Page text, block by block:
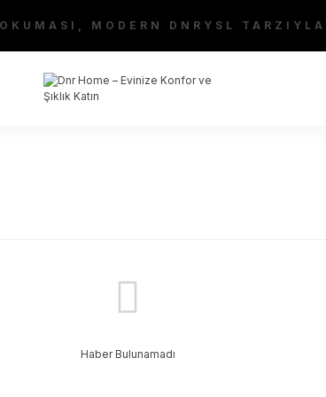
MODERN DNRYSL
Haber Bulunamadı